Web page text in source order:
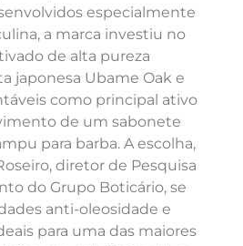
especialmente
a marca investiu no
de alta pureza
japonesa Ubame Oak e
como principal ativo
de um sabonete
para barba. A escolha,
diretor de Pesquisa
do Grupo Boticário, se
anti-oleosidade e
para uma das maiores